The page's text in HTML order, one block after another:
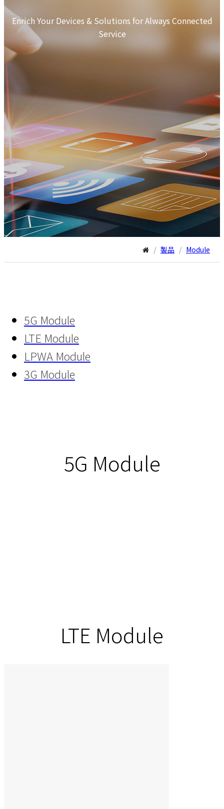
Enrich Your Devices & Solutions for Always Connected
Service
/ 製品 / Module
5G Module
LTE Module
LPWA Module
3G Module
5G Module
LTE Module